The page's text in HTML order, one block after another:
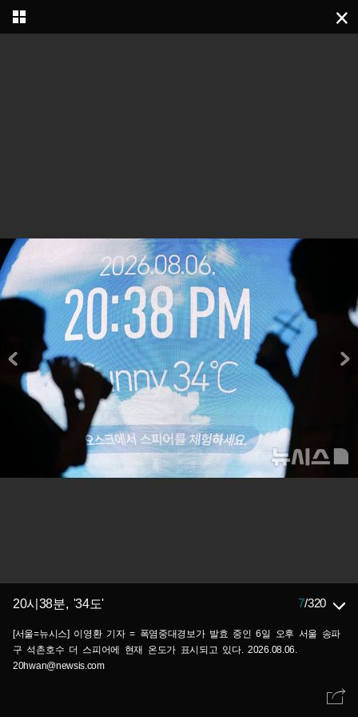
20시38분, '34도' 7/320
[서울=뉴시스] 이영환 기자 = 폭염중대경보가 발효 중인 6일 오후 서울 송파
구 석촌호수 더 스피어에 현재 온도가 표시되고 있다. 2026.08.06.
20hwan@newsis.com